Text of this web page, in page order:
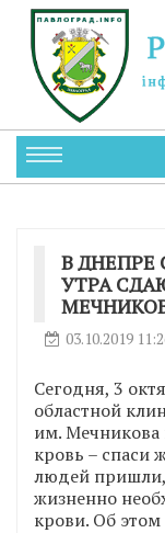
В ДНЕПРЕ
УТРА
03.10.2019
Сегодня, 3
областной
им. Мечникова
кровь – спаси
людей
жизненно
крови. Об